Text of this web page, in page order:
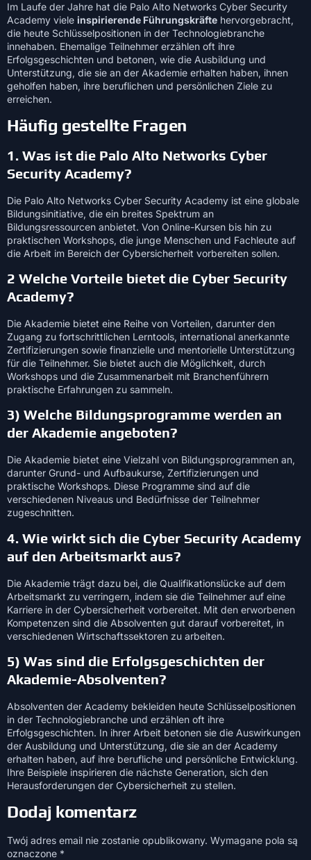
Im Laufe der Jahre hat die Palo Alto Networks Cyber Security
Academy viele inspirierende Führungskräfte hervorgebracht,
die heute Schlüsselpositionen in der Technologiebranche
innehaben. Ehemalige Teilnehmer erzählen oft ihre
Erfolgsgeschichten und betonen, wie die Ausbildung und
Unterstützung, die sie an der Akademie erhalten haben, ihnen
geholfen haben, ihre beruflichen und persönlichen Ziele zu
erreichen.
Häufig gestellte Fragen
1. Was ist die Palo Alto Networks Cyber
Security Academy?
Die Palo Alto Networks Cyber Security Academy ist eine globale
Bildungsinitiative, die ein breites Spektrum an
Bildungsressourcen anbietet. Von Online-Kursen bis hin zu
praktischen Workshops, die junge Menschen und Fachleute auf
die Arbeit im Bereich der Cybersicherheit vorbereiten sollen.
2 Welche Vorteile bietet die Cyber Security
Academy?
Die Akademie bietet eine Reihe von Vorteilen, darunter den
Zugang zu fortschrittlichen Lerntools, international anerkannte
Zertifizierungen sowie finanzielle und mentorielle Unterstützung
für die Teilnehmer. Sie bietet auch die Möglichkeit, durch
Workshops und die Zusammenarbeit mit Branchenführern
praktische Erfahrungen zu sammeln.
3) Welche Bildungsprogramme werden an
der Akademie angeboten?
Die Akademie bietet eine Vielzahl von Bildungsprogrammen an,
darunter Grund- und Aufbaukurse, Zertifizierungen und
praktische Workshops. Diese Programme sind auf die
verschiedenen Niveaus und Bedürfnisse der Teilnehmer
zugeschnitten.
4. Wie wirkt sich die Cyber Security Academy
auf den Arbeitsmarkt aus?
Die Akademie trägt dazu bei, die Qualifikationslücke auf dem
Arbeitsmarkt zu verringern, indem sie die Teilnehmer auf eine
Karriere in der Cybersicherheit vorbereitet. Mit den erworbenen
Kompetenzen sind die Absolventen gut darauf vorbereitet, in
verschiedenen Wirtschaftssektoren zu arbeiten.
5) Was sind die Erfolgsgeschichten der
Akademie-Absolventen?
Absolventen der Academy bekleiden heute Schlüsselpositionen
in der Technologiebranche und erzählen oft ihre
Erfolgsgeschichten. In ihrer Arbeit betonen sie die Auswirkungen
der Ausbildung und Unterstützung, die sie an der Academy
erhalten haben, auf ihre berufliche und persönliche Entwicklung.
Ihre Beispiele inspirieren die nächste Generation, sich den
Herausforderungen der Cybersicherheit zu stellen.
Dodaj komentarz
Twój adres email nie zostanie opublikowany. Wymagane pola są
oznaczone *